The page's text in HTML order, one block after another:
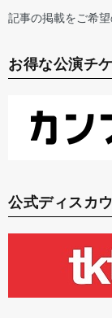
記事の掲載をご希
お得な公演チ
公式ディスカ